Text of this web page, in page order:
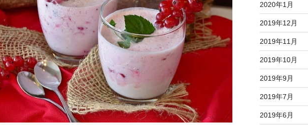
2020年1月
2019年12月
2019年11月
2019年10月
2019年9月
2019年7月
2019年6月